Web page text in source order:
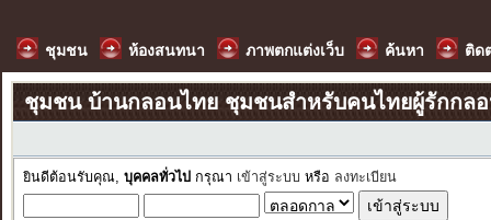
ชุมชน ห้องสนทนา ภาพตกแต่งเว็บ ค้นหา ติด
ชุมชน บ้านกลอนไทย ชุมชนสำหรับคนไทยผู้รักกล
ยินดีต้อนรับคุณ, บุคคลทั่วไป กรุณา เข้าสู่ระบบ หรือ ลงทะเบียน